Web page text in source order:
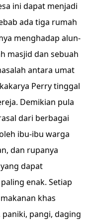
ini dapat menjadi
ada tiga rumah
menghadap alun-
masjid dan sebuah
antara umat
Perry tinggal
Demikian pula
dari berbagai
ibu-ibu warga
dan rupanya
dapat
enak. Setiap
khas
pangi, daging